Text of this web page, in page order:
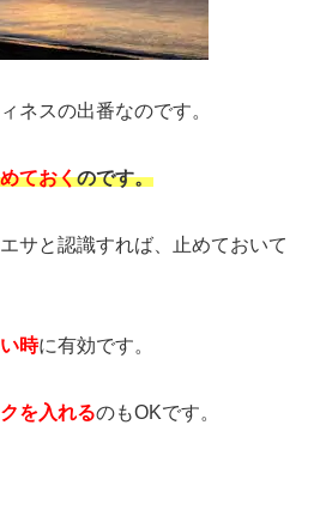
ネスの出番なのです。
ておくのです。
サと認識すれば、止めておいて
時に有効です。
を入れるのもOKです。